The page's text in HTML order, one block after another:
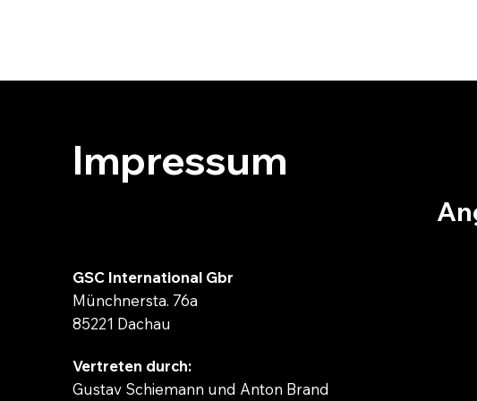
Impressum
GSC International Gbr
Münchnersta. 76a
85221 Dachau
Vertreten durch:
Gustav Schiemann und Anton Brand